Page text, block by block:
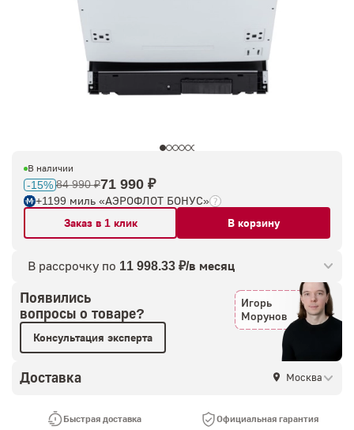
В наличии
-15% 84 990 ₽71 990 ₽
+1199 миль «АЭРОФЛОТ БОНУС»
Заказ в 1 клик
В корзину
В рассрочку по 11 998.33 ₽/в месяц
Появились
вопросы о товаре?
Консультация эксперта
Игорь
Морунов
Доставка Москва
Быстрая доставка Официальная гарантия